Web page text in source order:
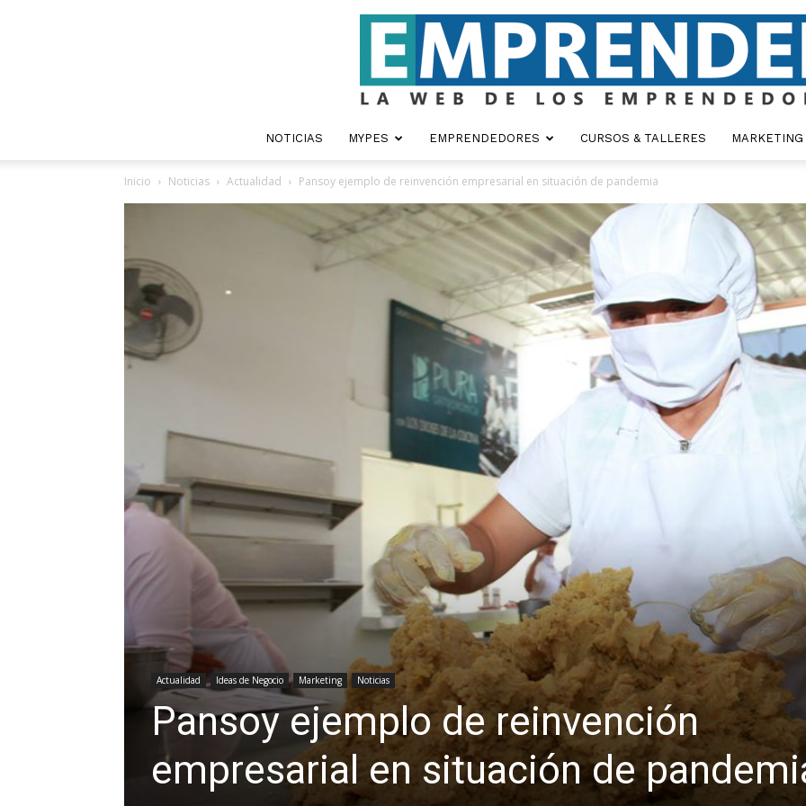
NOTICIAS MYPES EMPRENDEDORES CURSOS & TALLERES MARKETING
Inicio Noticias Actualidad Pansoy ejemplo de reinvención empresarial en situación de pandemia
Actualidad Ideas de Negocio Marketing Noticias
Pansoy ejemplo de reinvención
empresarial en situación de